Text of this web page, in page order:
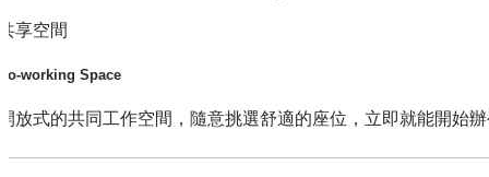
享空間
working Space
放式的共同工作空間，隨意挑選舒適的座位，立即就能開始